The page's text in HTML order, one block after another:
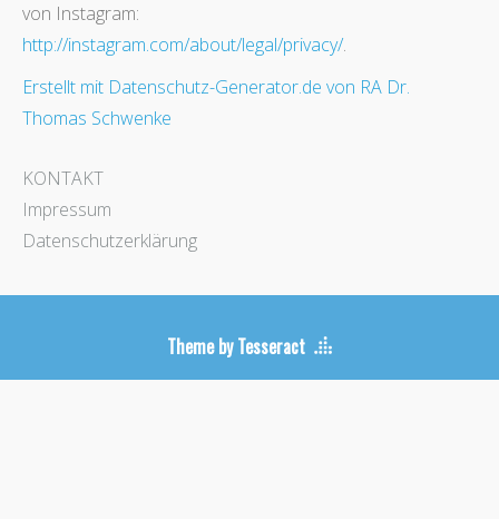
von Instagram:
http://instagram.com/about/legal/privacy/.
Erstellt mit Datenschutz-Generator.de von RA Dr.
Thomas Schwenke
KONTAKT
Impressum
Datenschutzerklärung
Theme by Tesseract